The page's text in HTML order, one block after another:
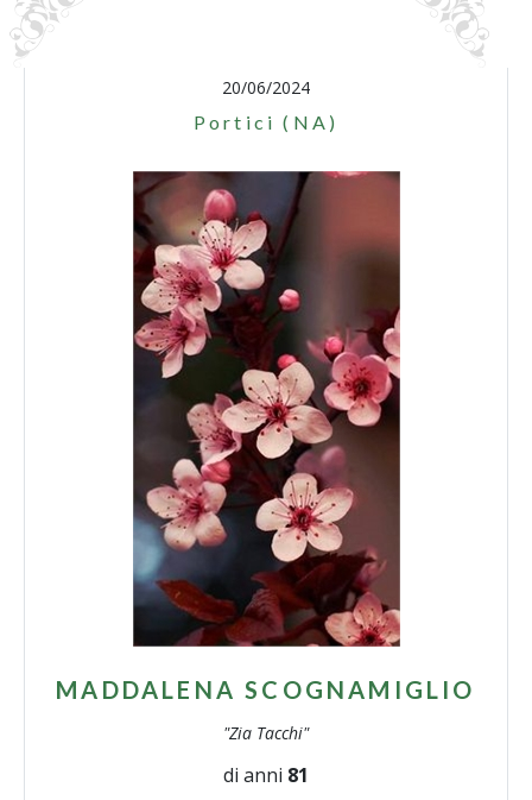
20/06/2024
Portici (NA)
MADDALENA SCOGNAMIGLIO
"Zia Tacchi"
di anni 81